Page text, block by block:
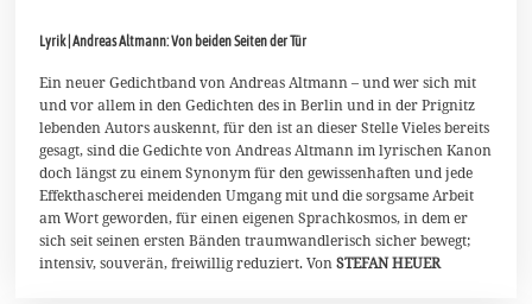
A
r
l
2
0
2
Lyrik | Andreas Altmann: Von beiden Seiten der Tür
Ein neuer Gedichtband von Andreas Altmann – und wer sich mit
und vor allem in den Gedichten des in Berlin und in der Prignitz
lebenden Autors auskennt, für den ist an dieser Stelle Vieles bereits
gesagt, sind die Gedichte von Andreas Altmann im lyrischen Kanon
doch längst zu einem Synonym für den gewissenhaften und jede
Effekthascherei meidenden Umgang mit und die sorgsame Arbeit
am Wort geworden, für einen eigenen Sprachkosmos, in dem er
sich seit seinen ersten Bänden traumwandlerisch sicher bewegt;
intensiv, souverän, freiwillig reduziert. VonSTEFAN HEUER